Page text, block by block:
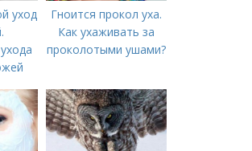
уход
Гноится прокол уха.
Как ухаживать за
проколотыми ушами?